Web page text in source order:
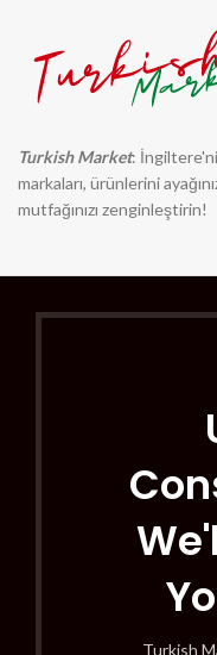
Turkish Market:
markaları, ürünlerini
mutfağınızı zenginleştirin!
Turkish